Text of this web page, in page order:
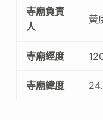
寺廟負責
人
黃
寺廟經度
寺廟緯度